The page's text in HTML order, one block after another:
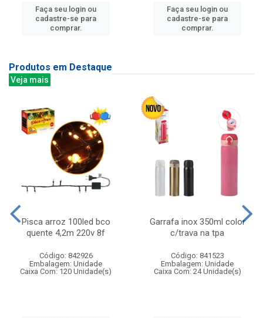
Faça seu login ou
cadastre-se para
comprar.
Faça seu login ou
cadastre-se para
comprar.
Produtos em Destaque
Veja mais
Pisca arroz 100led bco
quente 4,2m 220v 8f
Código: 842926
Embalagem: Unidade
Caixa Com: 120 Unidade(s)
Garrafa inox 350ml color
c/trava na tpa
Código: 841523
Embalagem: Unidade
Caixa Com: 24 Unidade(s)